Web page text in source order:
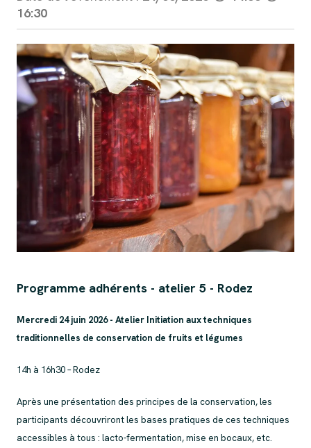
16:30
Programme adhérents - atelier 5 - Rodez
Mercredi 24 juin 2026 - Atelier Initiation aux techniques
traditionnelles de conservation de fruits et légumes
14h à 16h30 – Rodez
Après une présentation des principes de la conservation, les
participants découvriront les bases pratiques de ces techniques
accessibles à tous : lacto-fermentation, mise en bocaux, etc.